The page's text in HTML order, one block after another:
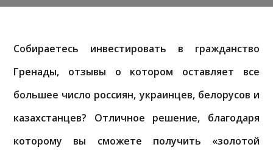
Собираетесь инвестировать в гражданство
Гренады, отзывы о котором оставляет все
большее число россиян, украинцев, белорусов и
казахстанцев? Отличное решение, благодаря
которому вы сможете получить «золотой